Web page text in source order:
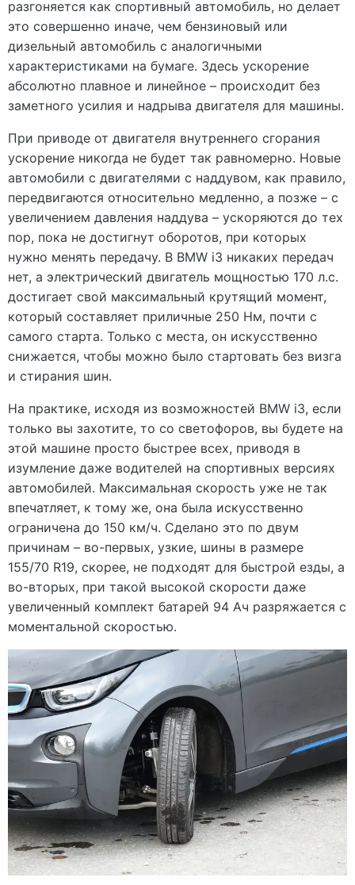
разгоняется как спортивный автомобиль, но делает
это совершенно иначе, чем бензиновый или
дизельный автомобиль с аналогичными
характеристиками на бумаге. Здесь ускорение
абсолютно плавное и линейное – происходит без
заметного усилия и надрыва двигателя для машины.
При приводе от двигателя внутреннего сгорания
ускорение никогда не будет так равномерно. Новые
автомобили с двигателями с наддувом, как правило,
передвигаются относительно медленно, а позже – с
увеличением давления наддува – ускоряются до тех
пор, пока не достигнут оборотов, при которых
нужно менять передачу. В BMW i3 никаких передач
нет, а электрический двигатель мощностью 170 л.с.
достигает свой максимальный крутящий момент,
который составляет приличные 250 Нм, почти с
самого старта. Только с места, он искусственно
снижается, чтобы можно было стартовать без визга
и стирания шин.
На практике, исходя из возможностей BMW i3, если
только вы захотите, то со светофоров, вы будете на
этой машине просто быстрее всех, приводя в
изумление даже водителей на спортивных версиях
автомобилей. Максимальная скорость уже не так
впечатляет, к тому же, она была искусственно
ограничена до 150 км/ч. Сделано это по двум
причинам – во-первых, узкие, шины в размере
155/70 R19, скорее, не подходят для быстрой езды, а
во-вторых, при такой высокой скорости даже
увеличенный комплект батарей 94 Ач разряжается с
моментальной скоростью.